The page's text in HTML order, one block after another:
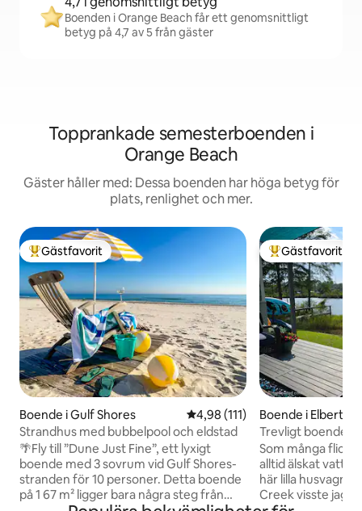
Boenden i Orange Beach får ett genomsnittligt
betyg på 4,7 av 5 från gäster
Topprankade semesterboenden i
Orange Beach
Gäster håller med: Dessa boenden har höga betyg för
plats, renlighet och mer.
Populär gästfavorit
Gästfavorit
Boende i Gulf Shores 4,98 av 5 i genomsnittligt
4,98 (111)
Strandhus med bubbelpool och eldstad
🌴Fly till ”Dune Just Fine”, ett lyxigt
boende med 3 sovrum vid Gulf Shores-
stranden för 10 personer. Detta boende
på 1 67 m² ligger bara några steg från
Populär
Gästfavorit
Boende i Elberta
Trevligt boende
Miflin Creek
Som många
alltid älskat
här lilla
Creek visste jag